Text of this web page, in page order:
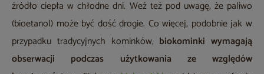
źródło ciepła w chłodne dni. Weź też pod uwagę, że paliwo
(bioetanol) może być dość drogie. Co więcej, podobnie jak w
przypadku tradycyjnych kominków, biokominki wymagają
obserwacji podczas użytkowania ze względów